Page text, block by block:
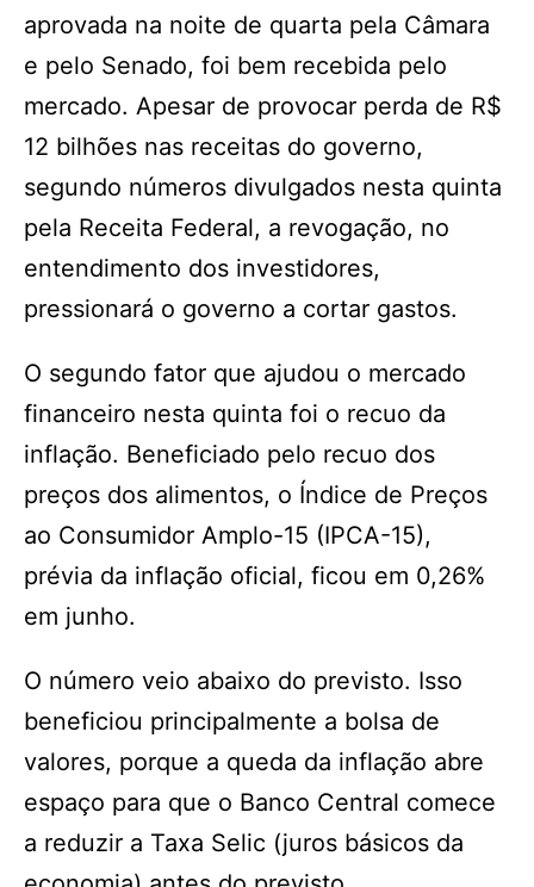
aprovada na noite de quarta pela Câmara
e pelo Senado, foi bem recebida pelo
mercado. Apesar de provocar perda de R$
12 bilhões nas receitas do governo,
segundo números divulgados nesta quinta
pela Receita Federal, a revogação, no
entendimento dos investidores,
pressionará o governo a cortar gastos.
O segundo fator que ajudou o mercado
financeiro nesta quinta foi o recuo da
inflação. Beneficiado pelo recuo dos
preços dos alimentos, o Índice de Preços
ao Consumidor Amplo-15 (IPCA-15),
prévia da inflação oficial, ficou em 0,26%
em junho.
O número veio abaixo do previsto. Isso
beneficiou principalmente a bolsa de
valores, porque a queda da inflação abre
espaço para que o Banco Central comece
a reduzir a Taxa Selic (juros básicos da